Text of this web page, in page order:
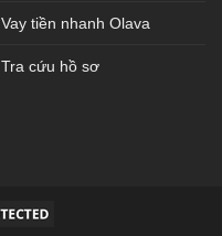
Vay tiền nhanh Olava
Tra cứu hồ sơ